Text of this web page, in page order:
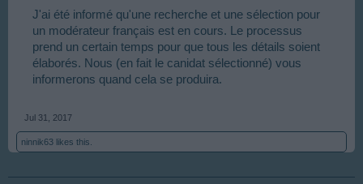
J'ai été informé qu'une recherche et une sélection pour
un modérateur français est en cours. Le processus
prend un certain temps pour que tous les détails soient
élaborés. Nous (en fait le canidat sélectionné) vous
informerons quand cela se produira.
Jul 31, 2017
ninnik63 likes this.